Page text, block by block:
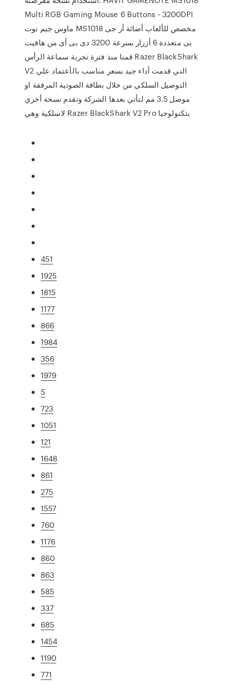
Multi RGB Gaming Mouse 6 Buttons - 3200DPI
ماوس جيم نوت MS1018 مخصص للألعاب أضائة أر جى
بى متعددة 6 أزرار بسرعة 3200 دى بى أى من هافيت
قمنا منذ فترة تجربة سماعة الرأس Razer BlackShark
V2 التي قدمت أداء جيد بسعر مناسب بالأعتماد علي
التوصيل السلكي من خلال بطاقة الصوتية المرفقة او
موصل 3.5 مم لتأتي بعدها الشركة وتقدم نسخة أخري
لاسلكية وهي Razer BlackShark V2 Pro بتكنولوجيا
451
1925
1815
1177
866
1984
356
1979
5
723
1051
121
1648
861
275
1557
760
1176
860
863
585
337
685
1454
1190
771